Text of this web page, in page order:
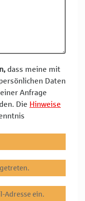
dass meine mit
Daten
Anfrage
Die Hinweise
Adresse ein.